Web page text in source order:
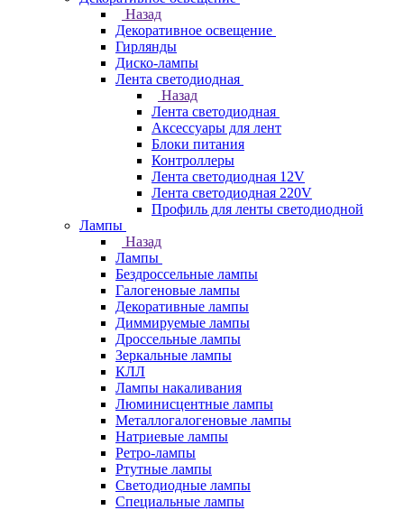
Назад
Декоративное освещение
Гирлянды
Диско-лампы
Лента светодиодная
Назад
Лента светодиодная
Аксессуары для лент
Блоки питания
Контроллеры
Лента светодиодная 12V
Лента светодиодная 220V
Профиль для ленты светодиодной
Лампы
Назад
Лампы
Бездроссельные лампы
Галогеновые лампы
Декоративные лампы
Диммируемые лампы
Дроссельные лампы
Зеркальные лампы
КЛЛ
Лампы накаливания
Люминисцентные лампы
Металлогалогеновые лампы
Натриевые лампы
Ретро-лампы
Ртутные лампы
Светодиодные лампы
Специальные лампы